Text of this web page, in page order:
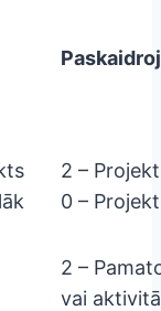
2 –
0 –
2 –
vai